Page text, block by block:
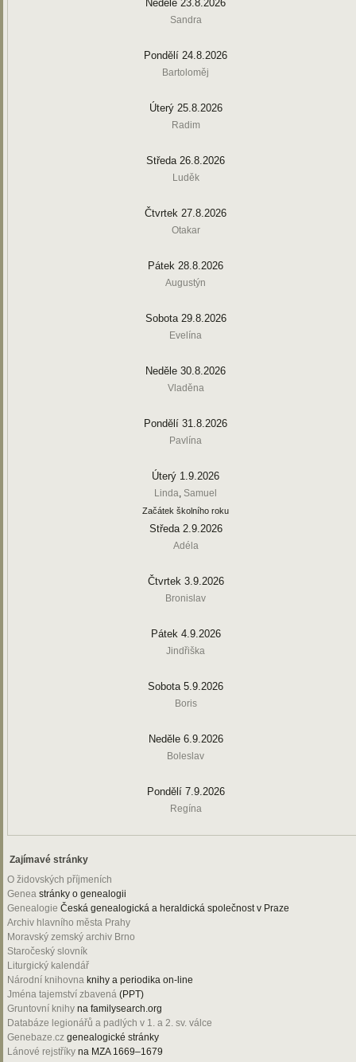
Neděle 23.8.2026
Sandra
Pondělí 24.8.2026
Bartoloměj
Úterý 25.8.2026
Radim
Středa 26.8.2026
Luděk
Čtvrtek 27.8.2026
Otakar
Pátek 28.8.2026
Augustýn
Sobota 29.8.2026
Evelína
Neděle 30.8.2026
Vladěna
Pondělí 31.8.2026
Pavlína
Úterý 1.9.2026
Linda, Samuel
Začátek školního roku
Středa 2.9.2026
Adéla
Čtvrtek 3.9.2026
Bronislav
Pátek 4.9.2026
Jindřiška
Sobota 5.9.2026
Boris
Neděle 6.9.2026
Boleslav
Pondělí 7.9.2026
Regína
Zajímavé stránky
O židovských příjmeních
Genea stránky o genealogii
Genealogie Česká genealogická a heraldická společnost v Praze
Archiv hlavního města Prahy
Moravský zemský archiv Brno
Staročeský slovník
Liturgický kalendář
Národní knihovna knihy a periodika on-line
Jména tajemství zbavená (PPT)
Gruntovní knihy na familysearch.org
Databáze legionářů a padlých v 1. a 2. sv. válce
Genebaze.cz genealogické stránky
Lánové rejstříky na MZA 1669–1679